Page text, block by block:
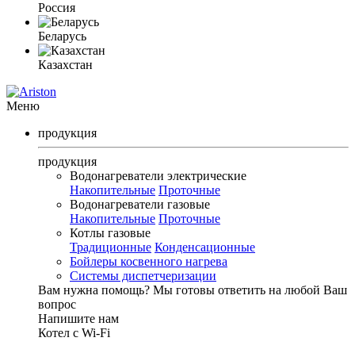
Россия
Беларусь
Казахстан
Меню
продукция
продукция
Водонагреватели электрические
Накопительные Проточные
Водонагреватели газовые
Накопительные Проточные
Котлы газовые
Традиционные Конденсационные
Бойлеры косвенного нагрева
Системы диспетчеризации
Вам нужна помощь? Мы готовы ответить на любой Ваш
вопрос
Напишите нам
Котел с Wi-Fi